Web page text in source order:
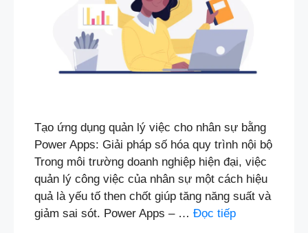
Tạo ứng dụng quản lý việc cho nhân sự bằng
Power Apps: Giải pháp số hóa quy trình nội bộ
Trong môi trường doanh nghiệp hiện đại, việc
quản lý công việc của nhân sự một cách hiệu
quả là yếu tố then chốt giúp tăng năng suất và
giảm sai sót. Power Apps – … Đọc tiếp